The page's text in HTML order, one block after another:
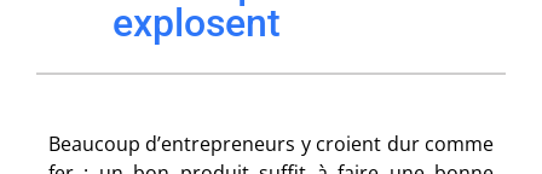
explosent
Beaucoup d’entrepreneurs y croient dur comme